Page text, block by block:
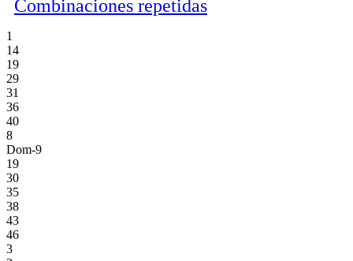
Combinaciones repetidas
1
14
19
29
31
36
40
8
Dom-9
19
30
35
38
43
46
3